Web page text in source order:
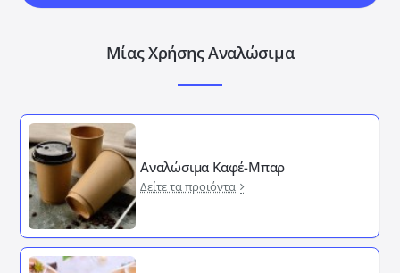
Μίας Χρήσης Αναλώσιμα
Αναλώσιμα Καφέ-Μπαρ
Δείτε τα προιόντα